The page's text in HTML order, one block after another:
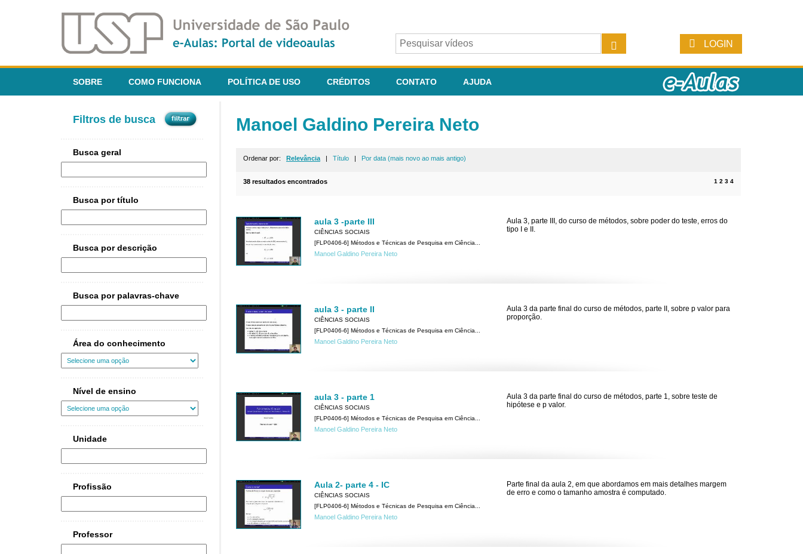
LOGIN
SOBRE COMO FUNCIONA POLÍTICA DE USO CRÉDITOS CONTATO AJUDA
Filtros de busca
Busca geral
Busca por título
Busca por descrição
Busca por palavras-chave
Área do conhecimento
Nível de ensino
Unidade
Profissão
Professor
Manoel Galdino Pereira Neto
Ordenar por: Relevância | Título | Por data (mais novo ao mais antigo)
1 2 3 4
38 resultados encontrados
aula 3 -parte III
CIÊNCIAS SOCIAIS
[FLP0406-6] Métodos e Técnicas de Pesquisa em Ciência...
Manoel Galdino Pereira Neto
Aula 3, parte III, do curso de métodos, sobre poder do teste, erros do
tipo I e II.
aula 3 - parte II
CIÊNCIAS SOCIAIS
[FLP0406-6] Métodos e Técnicas de Pesquisa em Ciência...
Manoel Galdino Pereira Neto
Aula 3 da parte final do curso de métodos, parte II, sobre p valor para
proporção.
aula 3 - parte 1
CIÊNCIAS SOCIAIS
[FLP0406-6] Métodos e Técnicas de Pesquisa em Ciência...
Manoel Galdino Pereira Neto
Aula 3 da parte final do curso de métodos, parte 1, sobre teste de
hipótese e p valor.
Aula 2- parte 4 - IC
CIÊNCIAS SOCIAIS
[FLP0406-6] Métodos e Técnicas de Pesquisa em Ciência...
Manoel Galdino Pereira Neto
Parte final da aula 2, em que abordamos em mais detalhes margem
de erro e como o tamanho amostra é computado.